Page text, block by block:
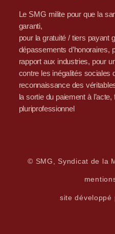
Le SMG milite pour que la
garanti,
pour la gratuité / tiers payant
dépassements d’honoraires,
rapport aux industries, pour
contre les inégalités sociales
reconnaissance des
la sortie du paiement à
pluriprofessionnel
© SMG, Syndicat de la
site développé